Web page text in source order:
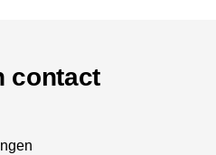
contact